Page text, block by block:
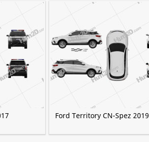
Ford Territory CN-Spez 2019